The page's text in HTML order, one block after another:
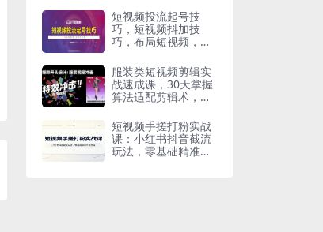
短视频投流起号技
巧，短视频抖加技
巧，布局短视频，流
服装类短视频剪辑实
战速成课，30天掌握
算法适配剪辑术，完
短视频手搓打粉实战
课：小红书抖音截流
玩法，零基础精准引